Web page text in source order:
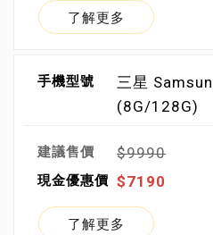
了解更多
三星
(8G/128G)
$9990
$7190
了解更多